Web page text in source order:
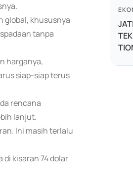
global, khususnya
tanpa
harganya,
siap-siap terus
rencana
lanjut.
Ini masih terlalu
kisaran 74 dolar